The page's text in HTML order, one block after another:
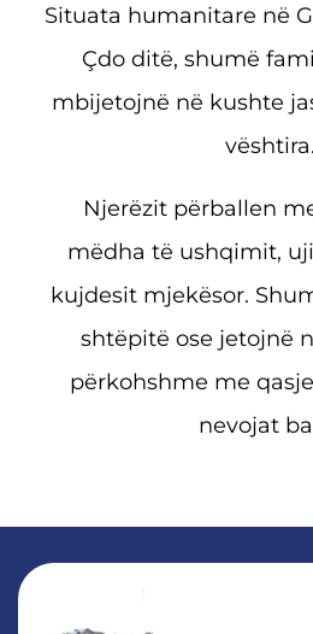
Situata humanitare në
Çdo ditë, shumë
mbijetojnë në kushte
vështira.
Njerëzit përballen
mëdha të ushqimit,
kujdesit mjekësor.
shtëpitë ose jetojnë
përkohshme me
nevojat